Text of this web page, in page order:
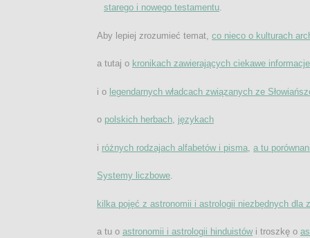
starego i nowego testamentu.
Aby lepiej zrozumieć temat, co nieco o kulturach
a tutaj o kronikach zawierających ciekawe
i o legendarnych władcach związanych ze
o polskich herbach, językach
i różnych rodzajach alfabetów i pisma a tu
Systemy liczbowe.
kilka pojęć z astronomii i astrologii niezbędnych dla
a tu o astronomii i astrologii hinduistówi troszkę o